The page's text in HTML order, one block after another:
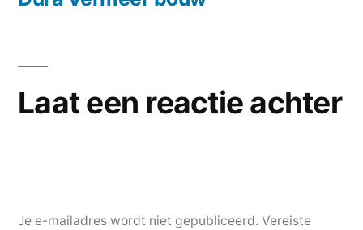
Laat een reactie achter
Je e-mailadres wordt niet gepubliceerd. Vereiste